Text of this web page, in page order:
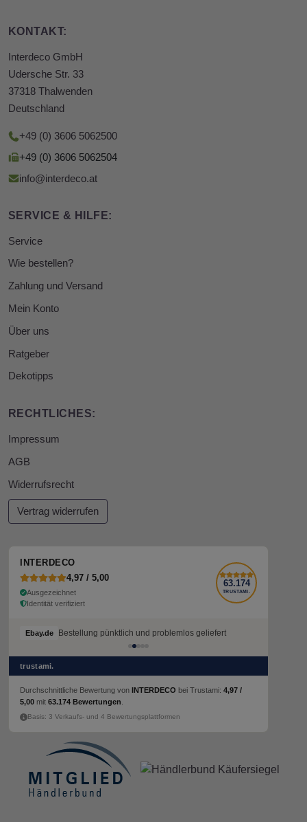
KONTAKT:
Interdeco GmbH
Udersche Str. 33
37318 Thalwenden
Deutschland
+49 (0) 3606 5062500
+49 (0) 3606 5062504
info@interdeco.at
SERVICE & HILFE:
Service
Wie bestellen?
Zahlung und Versand
Mein Konto
Über uns
Ratgeber
Dekotipps
RECHTLICHES:
Impressum
AGB
Widerrufsrecht
Vertrag widerrufen
INTERDECO
4,97 / 5,00
Ausgezeichnet
Identität verifiziert
63.174
TRUSTAMI.
Ebay.de Bestellung pünktlich und problemlos geliefert
Ebay.de Bestellung pünktlich und problemlos geliefert
trustami.
Durchschnittliche Bewertung von INTERDECO bei Trustami: 4,97 /
5,00 mit 63.174 Bewertungen
Basis: 3 Verkaufs- und 4 Bewertungsplattformen